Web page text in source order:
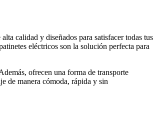
calidad y diseñados para satisfacer todas tus
eléctricos son la solución perfecta para
ofrecen una forma de transporte
de manera cómoda, rápida y sin